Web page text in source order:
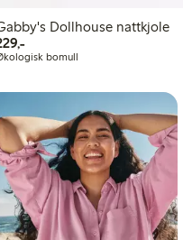
Dollhouse nattkjole
229,00 kr
bomull